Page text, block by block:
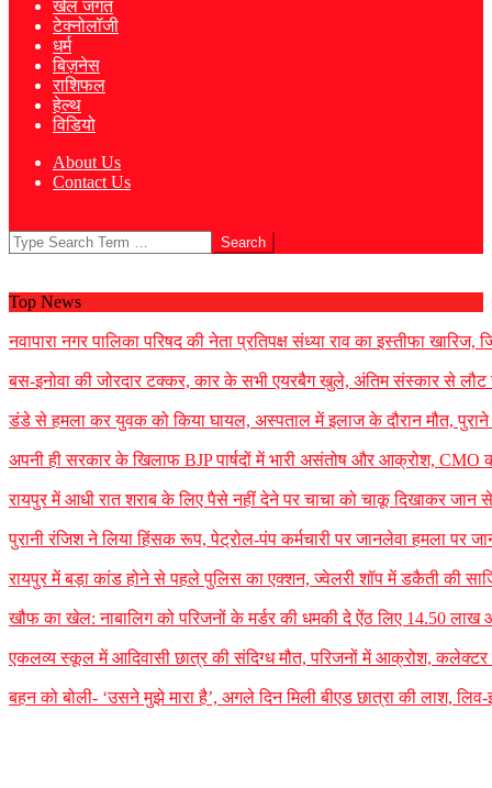
खेल जगत
टेक्नोलॉजी
धर्म
बिज़नेस
राशिफल
हेल्थ
विडियो
About Us
Contact Us
Search
Top News
नवापारा नगर पालिका परिषद की नेता प्रतिपक्ष संध्या राव का इस्तीफा
बस-इनोवा की जोरदार टक्कर, कार के सभी एयरबैग खुले, अंतिम संस्कार से लौट
डंडे से हमला कर युवक को किया घायल, अस्पताल में इलाज के दौरान मौत, पुराने
अपनी ही सरकार के खिलाफ BJP पार्षदों में भारी असंतोष और आक्रोश, CMO
रायपुर में आधी रात शराब के लिए पैसे नहीं देने पर चाचा को चाकू दिखाकर जान से
पुरानी रंजिश ने लिया हिंसक रूप, पेट्रोल-पंप कर्मचारी पर जानलेवा हमला पर
रायपुर में बड़ा कांड होने से पहले पुलिस का एक्शन, ज्वेलरी शॉप में डकैती की
खौफ का खेल: नाबालिग को परिजनों के मर्डर की धमकी दे ऐंठ लिए 14.50 लाख
एकलव्य स्कूल में आदिवासी छात्र की संदिग्ध मौत, परिजनों में आक्रोश, कलेक्टर ने
बहन को बोली- ‘उसने मुझे मारा है’, अगले दिन मिली बीएड छात्रा की लाश,